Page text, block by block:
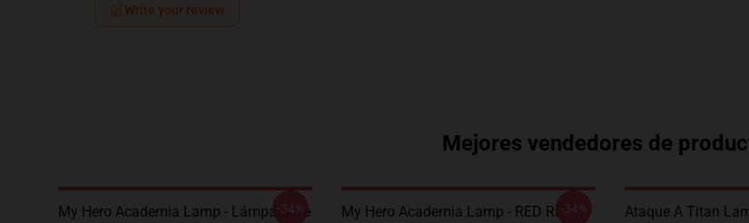
Write your review
Mejores vendedores de
My Hero Academia Lamp - Lámpara De
-34%
My Hero Academia Lamp - RED RIOT
-34%
Ataque A Titan